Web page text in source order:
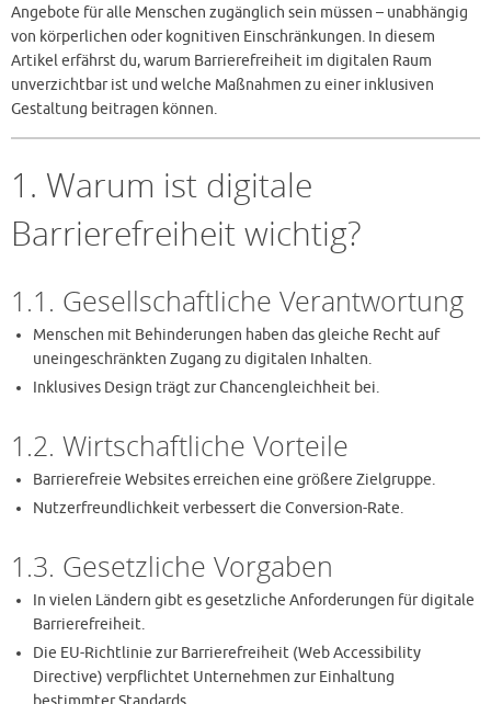
Angebote für alle Menschen zugänglich sein müssen – unabhängig
von körperlichen oder kognitiven Einschränkungen. In diesem
Artikel erfährst du, warum Barrierefreiheit im digitalen Raum
unverzichtbar ist und welche Maßnahmen zu einer inklusiven
Gestaltung beitragen können.
1. Warum ist digitale
Barrierefreiheit wichtig?
1.1. Gesellschaftliche Verantwortung
Menschen mit Behinderungen haben das gleiche Recht auf
uneingeschränkten Zugang zu digitalen Inhalten.
Inklusives Design trägt zur Chancengleichheit bei.
1.2. Wirtschaftliche Vorteile
Barrierefreie Websites erreichen eine größere Zielgruppe.
Nutzerfreundlichkeit verbessert die Conversion-Rate.
1.3. Gesetzliche Vorgaben
In vielen Ländern gibt es gesetzliche Anforderungen für digitale
Barrierefreiheit.
Die EU-Richtlinie zur Barrierefreiheit (Web Accessibility
Directive) verpflichtet Unternehmen zur Einhaltung